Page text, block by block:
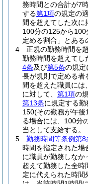
務時間との合計が7
する第1項の規定の
間を超えてした次に
100分の125から
定める割合」とある
4
正規の勤務時間を
勤務時間を超えてし
4条及び第5条の規定
長が規則で定める者
間を超えた職員には
に対して、 第1項の
第13条に規定する
150(その勤務が午後
る場合には、100分
当として支給する。
5
勤務時間等条例第
時間を指定された場
に職員が勤務しなか
超えて勤務した全時
定に代えられた時間